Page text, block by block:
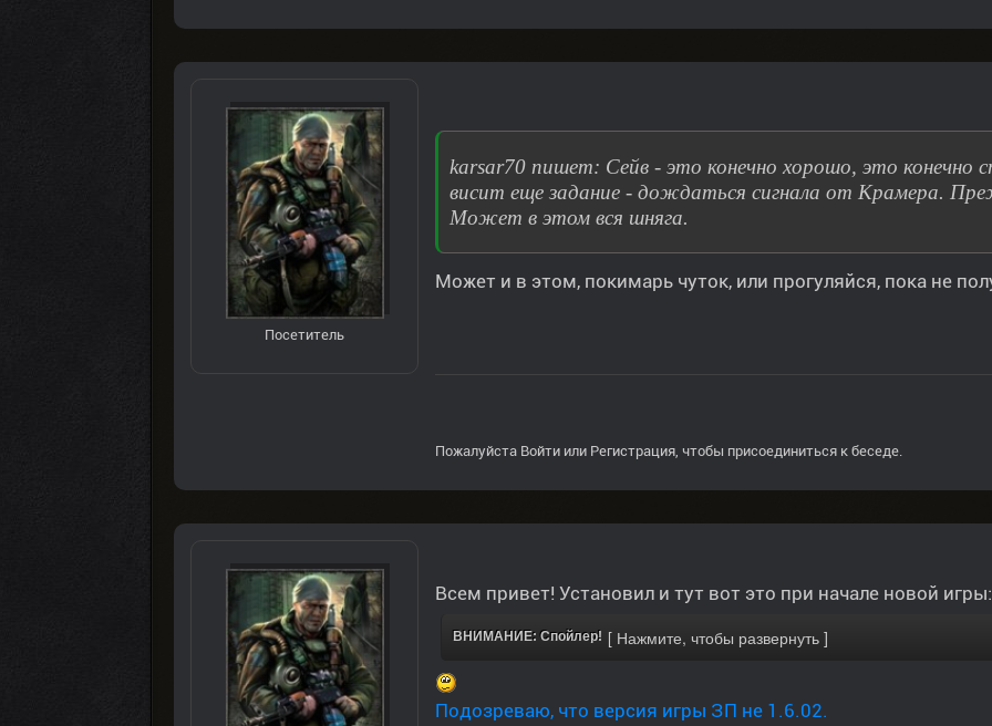
Посетитель
karsar70 пишет: Сейв - это конечно хорошо, это конечно
висит еще задание - дождаться сигнала от Крамера.
Может в этом вся шняга.
Может и в этом, покимарь чуток, или прогуляйся, пока не
Пожалуйста Войти или Регистрация, чтобы присоединиться к беседе.
Всем привет! Установил и тут вот это при начале новой игры:
ВНИМАНИЕ: Спойлер!
Подозреваю, что версия игры ЗП не 1.6.02.